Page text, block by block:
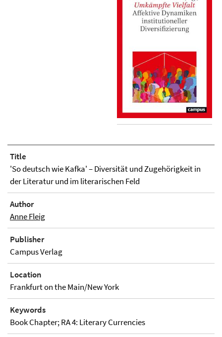
Title
'So deutsch wie Kafka' – Diversität und Zugehörigkeit in
der Literatur und im literarischen Feld
Author
Anne Fleig
Publisher
Campus Verlag
Location
Frankfurt on the Main/New York
Keywords
Book Chapter; RA 4: Literary Currencies